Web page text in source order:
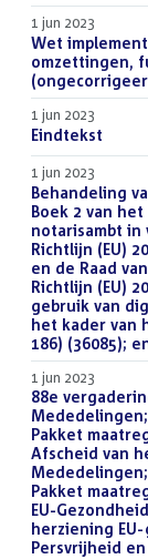
1 jun 2023
Download
bestand:
Wet
omzettingen,
1 jun 2023
Download
bestand:
Eindtekst
1 jun 2023
Download
bestand:
Behandeling
Boek 2 van
notarisambt in
Richtlijn (EU)
en de Raad
Richtlijn (EU)
gebruik van
het kader van
186) (36085);
1 jun 2023
Download
bestand:
88e
Pakket
Afscheid van
Pakket
EU-
herziening
Persvrijheid